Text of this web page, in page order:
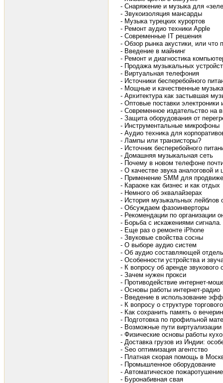
- Снаряжение и музыка для
- Звукоизоляция мансарды
- Музыка турецких курортов
- Ремонт аудио техники Apple
- Современные IT решения
- Обзор рынка акустики, или
- Введение в майнинг
- Ремонт и диагностика
- Продажа музыкальных
- Виртуальная телефония
- Источники бесперебойного
- Мощные и качественные
- Архитектура как застывшая
- Оптовые поставки
- Современное издательство на
- Защита оборудования от
- Инструментальные микрофоны
- Аудио техника для
- Лампы или транзисторы?
- Источник бесперебойного
- Домашняя музыкальная сеть
- Почему в новом телефоне
- О качестве звука аналоговой и
- Применение SMM для
- Караоке как бизнес и как отдых
- Немного об эквалайзерах
- История музыкальных лейблов
- Обсуждаем фазоинверторы
- Рекомендации по организации
- Борьба с искажениями
- Еще раз о ремонте iPhone
- Звуковые свойства сосны
- О выборе аудио систем
- Об аудио составляющей
- Особенности устройства и
- К вопросу об аренде звукового
- Зачем нужен прокси
- Противодействие интернет-
- Основы работы интернет-радио
- Введение в использование
- К вопросу о структуре
- Как сохранить память о
- Подготовка по профильной
- Возможные пути
- Физические основы работы
- Доставка грузов из Индии:
- Seo оптимизация агентство
- Платная скорая помощь в
- Промышленное оборудование
- Автоматическое пожаротушение
- Буронабивная свая